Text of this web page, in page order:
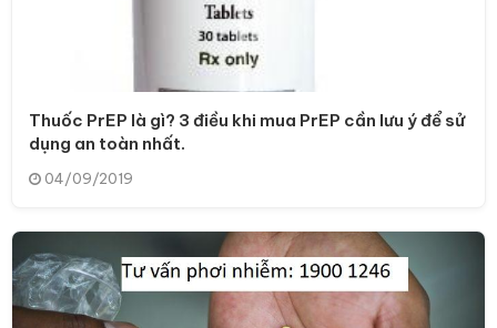
Thuốc PrEP là gì? 3 điều khi mua PrEP cần lưu ý để sử
dụng an toàn nhất.
04/09/2019